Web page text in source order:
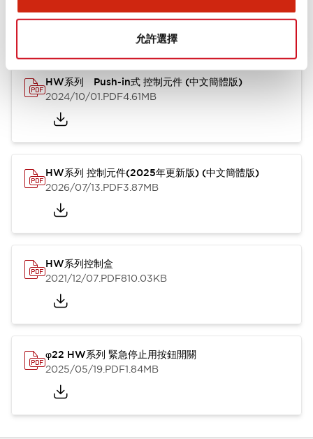
允許選擇
型錄和宣傳手冊
HW系列 Push-in式 控制元件 (中文簡體版)
2024/10/01.PDF4.61MB
HW系列 控制元件(2025年更新版) (中文簡體版)
2026/07/13.PDF3.87MB
HW系列控制盒
2021/12/07.PDF810.03KB
φ22 HW系列 緊急停止用按鈕開關
2025/05/19.PDF1.84MB